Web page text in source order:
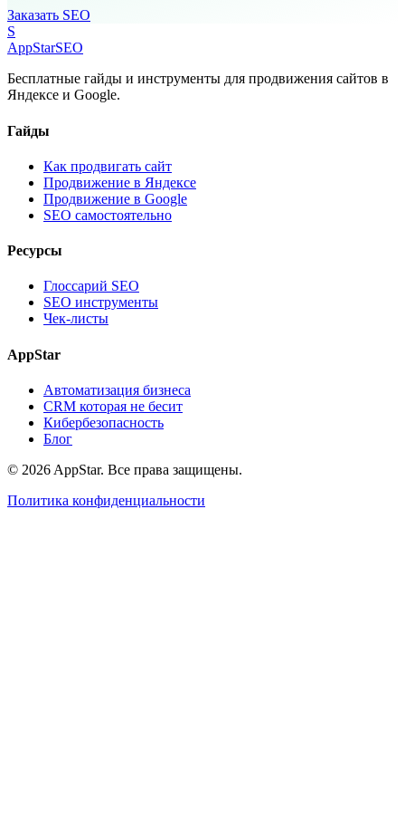
Заказать SEO
S
AppStarSEO
Бесплатные гайды и инструменты для продвижения сайтов в
Яндексе и Google.
Гайды
Как продвигать сайт
Продвижение в Яндексе
Продвижение в Google
SEO самостоятельно
Ресурсы
Глоссарий SEO
SEO инструменты
Чек-листы
AppStar
Автоматизация бизнеса
CRM которая не бесит
Кибербезопасность
Блог
© 2026 AppStar. Все права защищены.
Политика конфиденциальности